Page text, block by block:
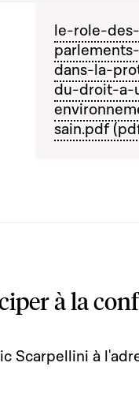
le-role-des-
dans-la-
du-droit-a-
sain.pdf
à la
Scarpellini à